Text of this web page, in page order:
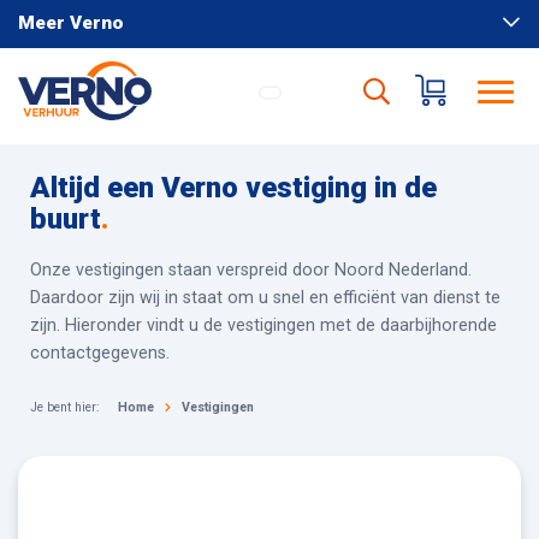
Meer Verno
Altijd een Verno vestiging in de
buurt.
Onze vestigingen staan verspreid door Noord Nederland.
Daardoor zijn wij in staat om u snel en efficiënt van dienst te
zijn. Hieronder vindt u de vestigingen met de daarbijhorende
contactgegevens.
Je bent hier: Home Vestigingen